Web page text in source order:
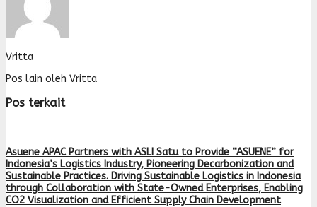
Vritta
Pos lain oleh Vritta
Pos terkait
Asuene APAC Partners with ASLI Satu to Provide “ASUENE” for
Indonesia’s Logistics Industry, Pioneering Decarbonization and
Sustainable Practices. Driving Sustainable Logistics in Indonesia
through Collaboration with State-Owned Enterprises, Enabling
CO2 Visualization and Efficient Supply Chain Development